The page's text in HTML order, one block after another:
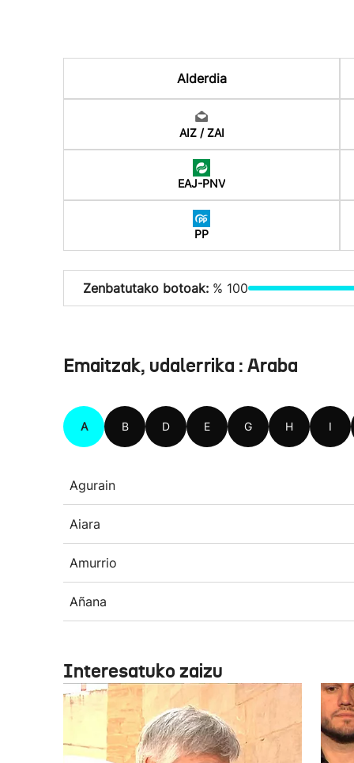
Alderdia
AIZ / ZAI
EAJ-PNV
PP
Zenbatutako botoak: % 100
Emaitzak, udalerrika : Araba
A B D E G H I
Agurain
Aiara
Amurrio
Añana
Interesatuko zaizu